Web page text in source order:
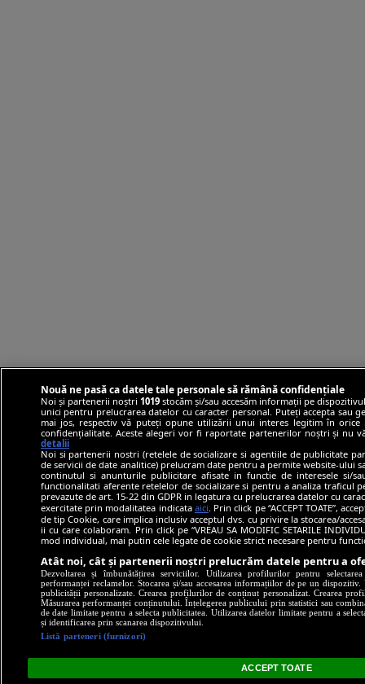
Nouă ne pasă ca datele tale personale să rămână confidențiale
Noi și partenerii noștri 1019stocăm și/sau accesăm informații pe
unici pentru prelucrarea datelor cu caracter personal. Puteți accepta sau
mai jos, respectiv vă puteți opune utilizării unui interes legitim în
confidențialitate. Aceste alegeri vor fi raportate partenerilor noștri și nu
detalii
Noi si partenerii nostri (retelele de socializare si agentiile de publicitate
de servicii de date analitice) prelucram date pentru a permite website-ului
continutul si anunturile publicitare afisate in functie de interesele si/
functionalitati aferente retelelor de socializare si pentru a analiza traficul
prevazute de art. 15-22 din GDPR in legatura cu prelucrarea datelor cu
exercitate prin modalitatea indicata aici . Prin click pe “ACCEPT TOATE”,
de tip Cookie, care implica inclusiv acceptul dvs. cu privire la stocarea/
ii cu care colaboram. Prin click pe “VREAU SA MODIFIC SETARILE
mod individual, mai putin cele legate de cookie strict necesare pentru
Atât noi, cât și partenerii noștri prelucrăm datele pentru a
Dezvoltarea și îmbunătățirea serviciilor. Utilizarea profilurilor pentru
performanței reclamelor. Stocarea și/sau accesarea informațiilor de pe un
publicității personalizate. Crearea profilurilor de conținut personalizat. Crearea
Măsurarea performanței conținutului. Înțelegerea publicului prin statistici sau
de date limitate pentru a selecta publicitatea. Utilizarea datelor limitate pentru a
și identificarea prin scanarea dispozitivului.
Listă parteneri (furnizori)
ACCEPT TOATE